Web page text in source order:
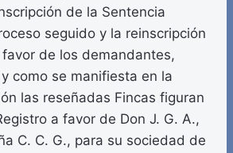
de la Sentencia
seguido y la reinscripción
de los demandantes,
como se manifiesta en la
las reseñadas Fincas figuran
a favor de Don J. G. A.,
C. C. G., para su sociedad de